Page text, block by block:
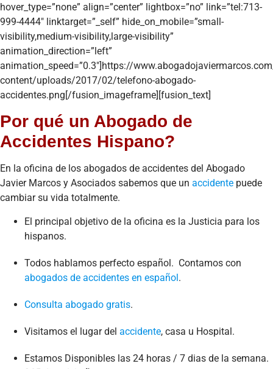
hover_type=”none” align=”center” lightbox=”no” link=”tel:713-
999-4444″ linktarget=”_self” hide_on_mobile=”small-
visibility,medium-visibility,large-visibility”
animation_direction=”left”
animation_speed=”0.3″]https://
content/uploads/2017/02/telefono-abogado-
accidentes.png[/fusion_imageframe][fusion_text]
Por qué un Abogado de
Accidentes Hispano?
En la oficina de los abogados de accidentes del Abogado
Javier Marcos y Asociados sabemos que un accidente puede
cambiar su vida totalmente.
El principal objetivo de la oficina es la Justicia para los
hispanos.
Todos hablamos perfecto español. Contamos con
abogados de accidentes en español.
Consulta abogado gratis.
Visitamos el lugar del accidente, casa u Hospital.
Estamos Disponibles las 24 horas / 7 dias de la semana.